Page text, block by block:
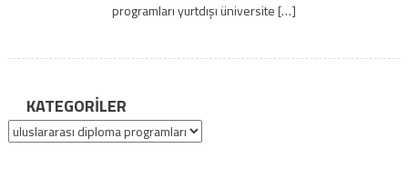
programları yurtdışı üniversite […]
KATEGORILER
Kategoriler